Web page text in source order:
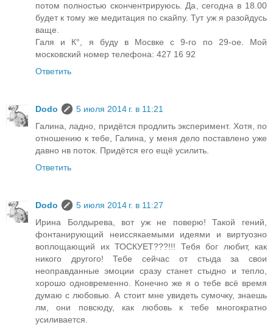
потом полностью скончентрируюсь. Да, сегодна в 18.00
будет к тому же медитация по скайпу. Тут уж я разойдусь
ваще.
Галя и К°, я буду в Мосвке с 9-го по 29-ое. Мой
московский номер телефона: 427 16 92
Ответить
Dodo
5 июля 2014 г. в 11:21
Галина, ладно, придётся продлить эксперимент. Хотя, по
отношению к тебе, Галина, у меня дело поставлено уже
давно нв поток. Придётся его ещё усилить.
Ответить
Dodo
5 июля 2014 г. в 11:27
Ирина Болдырева, вот уж не поверю! Такой гений,
фонтанирующий неиссякаемыми идеями и виртуозно
воплощающий их ТОСКУЕТ???!!! Тебя бог любит, как
никого другого! Тебе сейчас от стыда за свои
неоправданные эмоции сразу станет стыдно и тепло,
хорошо одновременно. Конечно же я о тебе всё время
думаю с любовью. А стоит мне увидеть сумочку, знаешь
лм, они повсюду, как любовь к тебе многократно
усиливается.